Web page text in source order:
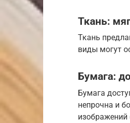
Ткань:
Ткань
виды могут
Бумага:
Бумага
непрочна и
изображений